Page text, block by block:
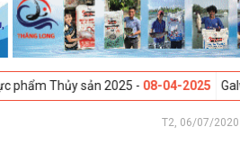
sản 2025 -08-04-2025 Galway, Ireland
T2, 06/07/2020